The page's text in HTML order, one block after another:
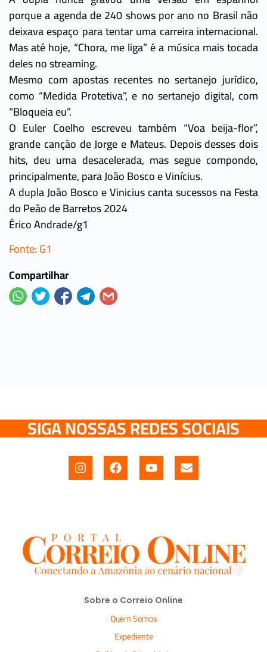
porque a agenda de 240 shows por ano no Brasil não
deixava espaço para tentar uma carreira internacional.
Mas até hoje, “Chora, me liga” é a música mais tocada
deles no streaming.
Mesmo com apostas recentes no sertanejo jurídico,
como “Medida Protetiva”, e no sertanejo digital, com
“Bloqueia eu”.
O Euler Coelho escreveu também “Voa beija-flor”,
grande canção de Jorge e Mateus. Depois desses dois
hits, deu uma desacelerada, mas segue compondo,
principalmente, para João Bosco e Vinícius.
A dupla João Bosco e Vinicius canta sucessos na Festa
do Peão de Barretos 2024
Érico Andrade/g1
Fonte: G1
Compartilhar
SIGA NOSSAS REDES SOCIAIS
Sobre o Correio Online
Quem Somos
Expediente